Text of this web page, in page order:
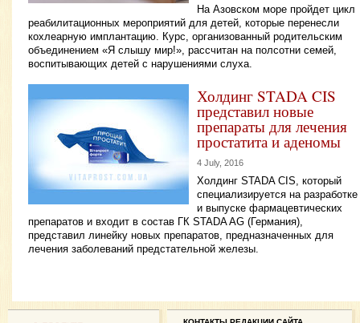
На Азовском море пройдет цикл
реабилитационных мероприятий для детей, которые перенесли
кохлеарную имплантацию. Курс, организованный родительским
объединением «Я слышу мир!», рассчитан на полсотни семей,
воспитывающих детей с нарушениями слуха.
Холдинг STADA CIS
представил новые
препараты для лечения
простатита и аденомы
4 July, 2016
Холдинг STADA CIS, который
специализируется на разработке
и выпуске фармацевтических
препаратов и входит в состав ГК STADA AG (Германия),
представил линейку новых препаратов, предназначенных для
лечения заболеваний предстательной железы.